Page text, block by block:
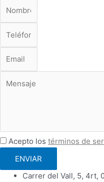
Acepto los términos de
ENVIAR
Carrer del Vall, 5, 4rt,